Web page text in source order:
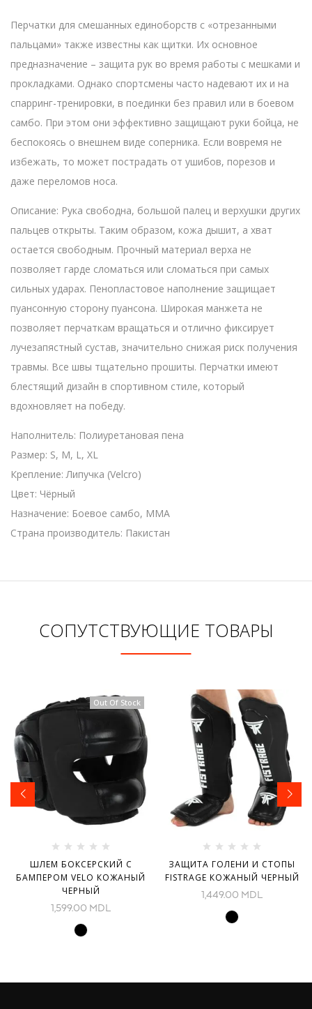
Перчатки для смешанных единоборств с «отрезанными
пальцами» также известны как щитки. Их основное
предназначение – защита рук во время работы с мешками и
прокладками. Однако спортсмены часто надевают их и на
спарринг-тренировки, в поединки без правил или в боевом
самбо. При этом они эффективно защищают руки бойца, не
беспокоясь о внешнем виде соперника. Если вовремя не
избежать, то может пострадать от ушибов, порезов и
даже переломов носа.
Описание: Рука свободна, большой палец и верхушки других
пальцев открыты. Таким образом, кожа дышит, а хват
остается свободным. Прочный материал верха не
позволяет гарде сломаться или сломаться при самых
сильных ударах. Пенопластовое наполнение защищает
пуансонную сторону пуансона. Широкая манжета не
позволяет перчаткам вращаться и отлично фиксирует
лучезапястный сустав, значительно снижая риск получения
травмы. Все швы тщательно прошиты. Перчатки имеют
блестящий дизайн в спортивном стиле, который
вдохновляет на победу.
Наполнитель: Полиуретановая пена
Размер: S, M, L, XL
Крепление: Липучка (Velcro)
Цвет: Чёрный
Назначение: Боевое самбо, ММА
Страна производитель: Пакистан
СОПУТСТВУЮЩИЕ ТОВАРЫ
Out Of Stock
ШЛЕМ БОКСЕРСКИЙ С
БАМПЕРОМ VELO КОЖАНЫЙ
ЧЕРНЫЙ
1,599.00 MDL
ЗАЩИТА ГОЛЕНИ И СТОПЫ
FISTRAGE КОЖАНЫЙ ЧЕРНЫЙ
1,449.00 MDL